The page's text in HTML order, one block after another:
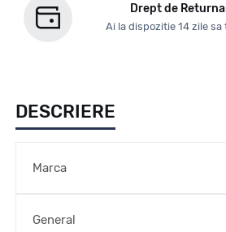
Drept de
Ai la dispozitie 14 zile
DESCRIERE
Marca
General